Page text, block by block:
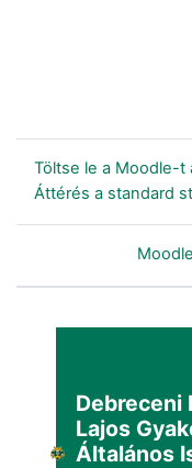
Töltse le a Moodle-t
Áttérés a standard
Moodle
Debreceni
Lajos
Általános